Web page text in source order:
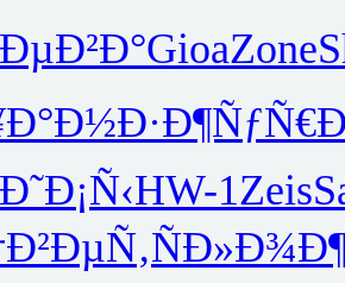
GioaZone
HW-1Zeis